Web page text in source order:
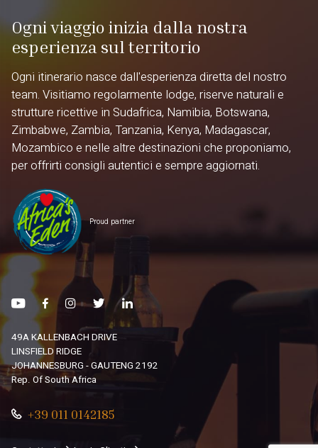
Ogni viaggio inizia dalla nostra
esperienza sul territorio
Ogni itinerario nasce dall'esperienza diretta del nostro
team. Visitiamo regolarmente lodge, riserve naturali e
strutture ricettive in Sudafrica, Namibia, Botswana,
Zimbabwe, Zambia, Tanzania, Kenya, Madagascar,
Mozambico e nelle altre destinazioni che proponiamo,
per offrirti consigli autentici e sempre aggiornati.
Proud partner
49A KALLENBACH DRIVE
LINSFIELD RIDGE
JOHANNESBURG - GAUTENG 2192
Rep. Of South Africa
+39 011 0142185